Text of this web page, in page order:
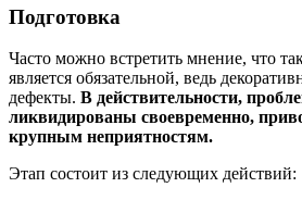
Подготовка
Часто можно встретить мнение, что
является обязательной, ведь
дефекты. В действительности,
ликвидированы своевременно,
крупным неприятностям.
Этап состоит из следующих действий: